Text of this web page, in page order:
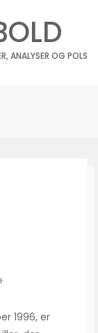
ANALYSER OG POLS
1996, er